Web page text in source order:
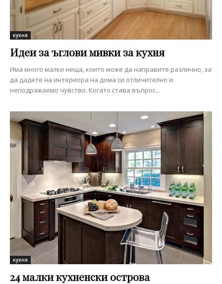
кухня
Идеи за ъглови мивки за кухня
Има много малки неща, които може да направите различно, за
да дадете на интериора на дома си отличително и
неподражаемо чувство. Когато става въпрос...
кухня
24 малки кухненски острова